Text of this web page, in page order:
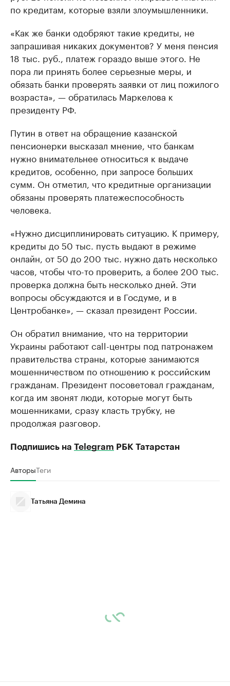
по кредитам, которые взяли злоумышленники.
«Как же банки одобряют такие кредиты, не
запрашивая никаких документов? У меня пенсия
18 тыс. руб., платеж гораздо выше этого. Не
пора ли принять более серьезные меры, и
обязать банки проверять заявки от лиц пожилого
возраста», — обратилась Маркелова к
президенту РФ.
Путин в ответ на обращение казанской
пенсионерки высказал мнение, что банкам
нужно внимательнее относиться к выдаче
кредитов, особенно, при запросе больших
сумм. Он отметил, что кредитные организации
обязаны проверять платежеспособность
человека.
«Нужно дисциплинировать ситуацию. К примеру,
кредиты до 50 тыс. пусть выдают в режиме
онлайн, от 50 до 200 тыс. нужно дать несколько
часов, чтобы что-то проверить, а более 200 тыс.
проверка должна быть несколько дней. Эти
вопросы обсуждаются и в Госдуме, и в
Центробанке», — сказал президент России.
Он обратил внимание, что на территории
Украины работают call-центры под патронажем
правительства страны, которые занимаются
мошенничеством по отношению к российским
гражданам. Президент посоветовал гражданам,
когда им звонят люди, которые могут быть
мошенниками, сразу класть трубку, не
продолжая разговор.
Подпишись на Telegram РБК Татарстан
АвторыТеги
Татьяна Демина